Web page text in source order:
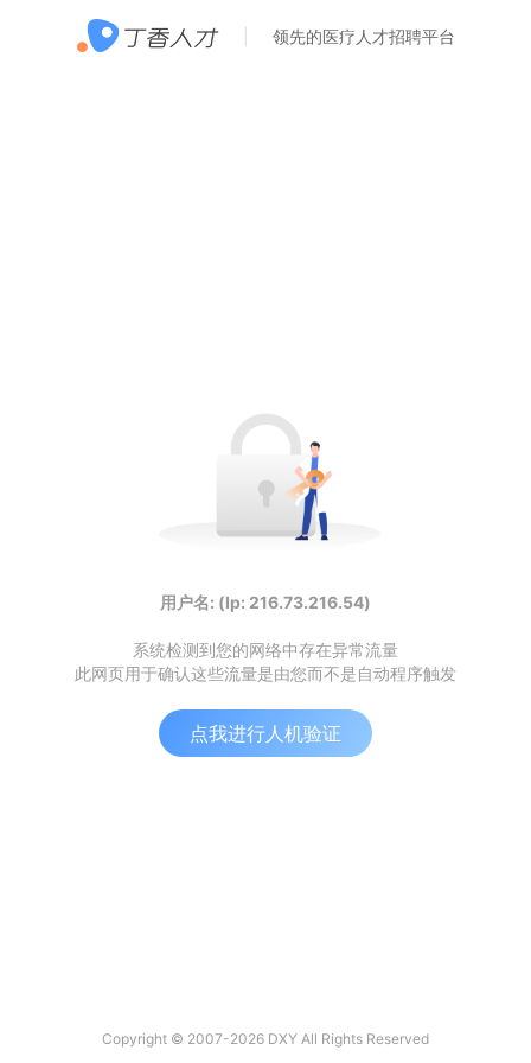
领先的医疗人才招聘平台
用户名: (Ip: 216.73.216.54)
系统检测到您的网络中存在异常流量
此网页用于确认这些流量是由您而不是自动程序触发
点我进行人机验证
Copyright © 2007-2026 DXY All Rights Reserved